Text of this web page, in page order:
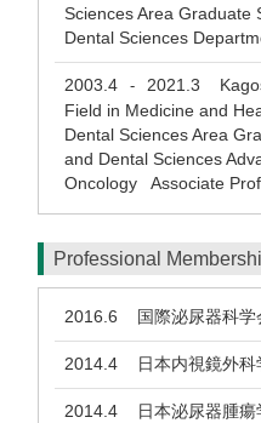
Sciences Area Graduate
Dental Sciences
2003.4 - 2021.3
Field in Medicine and
Dental Sciences Area
and Dental Sciences
Oncology Associate
Professional
2016.6 国際泌尿器科学
2014.4 日本内視鏡外科
2014.4 日本泌尿器腫瘍